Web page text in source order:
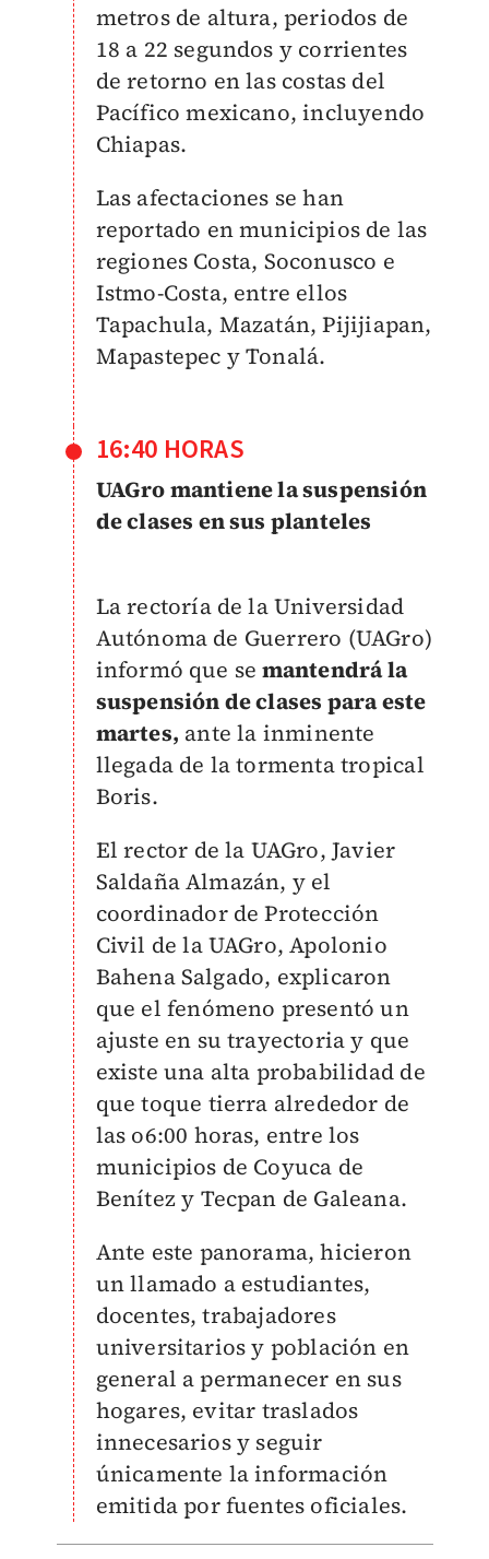
metros de altura, periodos de
18 a 22 segundos y corrientes
de retorno en las costas del
Pacífico mexicano, incluyendo
Chiapas.
Las afectaciones se han
reportado en municipios de las
regiones Costa, Soconusco e
Istmo-Costa, entre ellos
Tapachula, Mazatán, Pijijiapan,
Mapastepec y Tonalá.
16:40 HORAS
UAGro mantiene la suspensión
de clases en sus planteles
La rectoría de la Universidad
Autónoma de Guerrero (UAGro)
informó que se mantendrá la
suspensión de clases para este
martes, ante la inminente
llegada de la tormenta tropical
Boris.
El rector de la UAGro, Javier
Saldaña Almazán, y el
coordinador de Protección
Civil de la UAGro, Apolonio
Bahena Salgado, explicaron
que el fenómeno presentó un
ajuste en su trayectoria y que
existe una alta probabilidad de
que toque tierra alrededor de
las o6:00 horas, entre los
municipios de Coyuca de
Benítez y Tecpan de Galeana.
Ante este panorama, hicieron
un llamado a estudiantes,
docentes, trabajadores
universitarios y población en
general a permanecer en sus
hogares, evitar traslados
innecesarios y seguir
únicamente la información
emitida por fuentes oficiales.